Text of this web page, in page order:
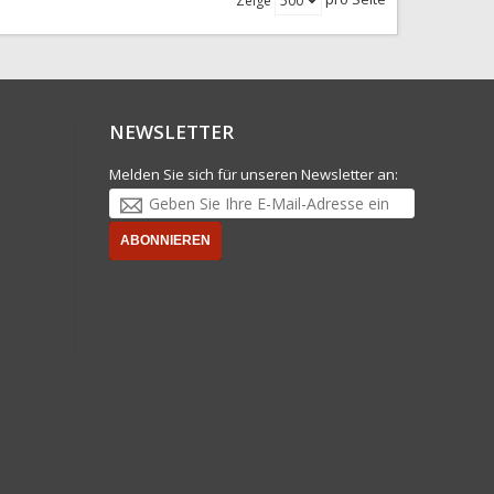
NEWSLETTER
Melden Sie sich für unseren Newsletter an:
ABONNIEREN